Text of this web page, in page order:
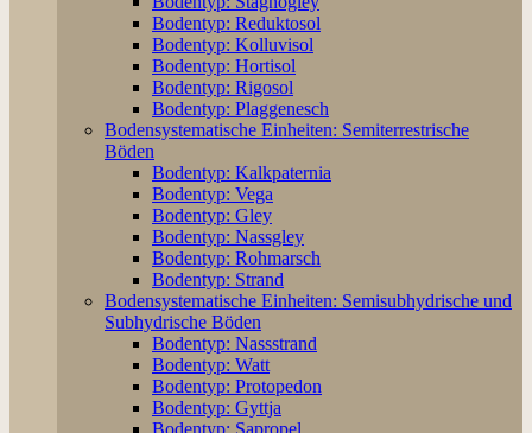
Bodentyp: Reduktosol
Bodentyp: Kolluvisol
Bodentyp: Hortisol
Bodentyp: Rigosol
Bodentyp: Plaggenesch
Bodensystematische Einheiten: Semiterrestrische
Böden
Bodentyp: Kalkpaternia
Bodentyp: Vega
Bodentyp: Gley
Bodentyp: Nassgley
Bodentyp: Rohmarsch
Bodentyp: Strand
Bodensystematische Einheiten: Semisubhydrische und
Subhydrische Böden
Bodentyp: Nassstrand
Bodentyp: Watt
Bodentyp: Protopedon
Bodentyp: Gyttja
Bodentyp: Sapropel